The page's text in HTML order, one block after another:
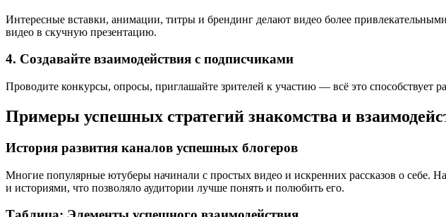
Интересные вставки, анимации, титры и брендинг делают видео более
видео в скучную презентацию.
4. Создавайте взаимодействия с подписчиками
Проводите конкурсы, опросы, приглашайте зрителей к участию — всё это способствует
Примеры успешных стратегий знакомства и
История развития каналов успешных блогеров
Многие популярные ютуберы начинали с простых видео и искренних рассказов о себе.
и историями, что позволяло аудитории лучше понять и полюбить его.